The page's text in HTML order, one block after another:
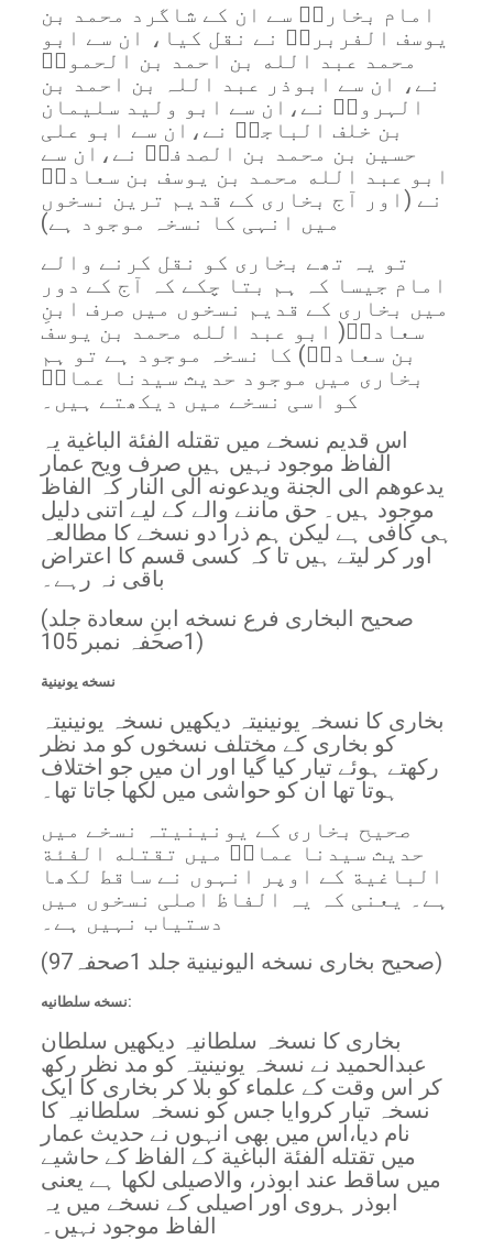
امام بخاریؒ سے ان کے شاگرد محمد بن
یوسف الفربریؒ نے نقل کیا، ان سے ابو
محمد عبد الله بن احمد بن الحمویؒ
نے، ان سے ابوذر عبد اللہ بن احمد بن
الہرویؒ نے،ان سے ابو ولید سلیمان
بن خلف الباجیؒ نے،ان سے ابو علی
حسین بن محمد بن الصدفیؒ نے،ان سے
ابو عبد الله محمد بن یوسف بن سعادةؒ
نے (اور آج بخاری کے قدیم ترین نسخوں
میں انہی کا نسخہ موجود ہے)
تو یہ تھے بخاری کو نقل کرنے والے
امام جیسا کہ ہم بتا چکے کہ آج کے دور
میں بخاری کے قدیم نسخوں میں صرف ابنِ
سعادةؒ( ابو عبد الله محمد بن یوسف
بن سعادةؒ) کا نسخہ موجود ہے تو ہم
بخاری میں موجود حدیث سیدنا عمارؒ
کو اسی نسخے میں دیکھتے ہیں۔
اس قدیم نسخے میں تقتله الفئة الباغية یہ
الفاظ موجود نہیں ہیں صرف ویح عمار
يدعوهم الى الجنة ويدعونه الى النار کہ الفاظ
موجود ہیں۔ حق ماننے والے کے لیے اتنی دلیل
ہی کافی ہے لیکن ہم ذرا دو نسخے کا مطالعہ
اور کر لیتے ہیں تا کہ کسی قسم کا اعتراض
(صحیح البخاری فرع نسخه ابنِ سعادة جلد
1صحفہ نمبر 105)
نسخه يونينية
بخاری کا نسخہ یونینیتہ دیکھیں نسخہ یونینیتہ
کو بخاری کے مختلف نسخوں کو مد نظر
رکھتے ہوئے تیار کیا گیا اور ان میں جو اختلاف
ہوتا تھا ان کو حواشی میں لکھا جاتا تھا۔
صحیح بخاری کے یونینیتہ نسخے میں
حدیث سیدنا عمارؓ میں تقتله الفئة
الباغية کے اوپر انہوں نے ساقط لکھا
ہے۔ یعنی کہ یہ الفاظ اصلی نسخوں میں
دستیاب نہیں ہے۔
(صحیح بخاری نسخه اليونينية جلد 1صحفہ97)
نسخه سلطانیه:
بخاری کا نسخہ سلطانیہ دیکھیں سلطان
عبدالحمید نے نسخہ یونینیتہ کو مد نظر رکھ
کر اس وقت کے علماء کو بلا کر بخاری کا ایک
نسخہ تیار کروایا جس کو نسخہ سلطانیہ کا
نام دیا،اس میں بھی انہوں نے حدیث عمار
میں تقتله الفئة الباغية كے الفاظ کے حاشیے
میں ساقط عند ابوذر، والاصیلی لکھا ہے یعنی
ابوذر ہروی اور اصیلی کے نسخے میں یہ
الفاظ موجود نہیں۔